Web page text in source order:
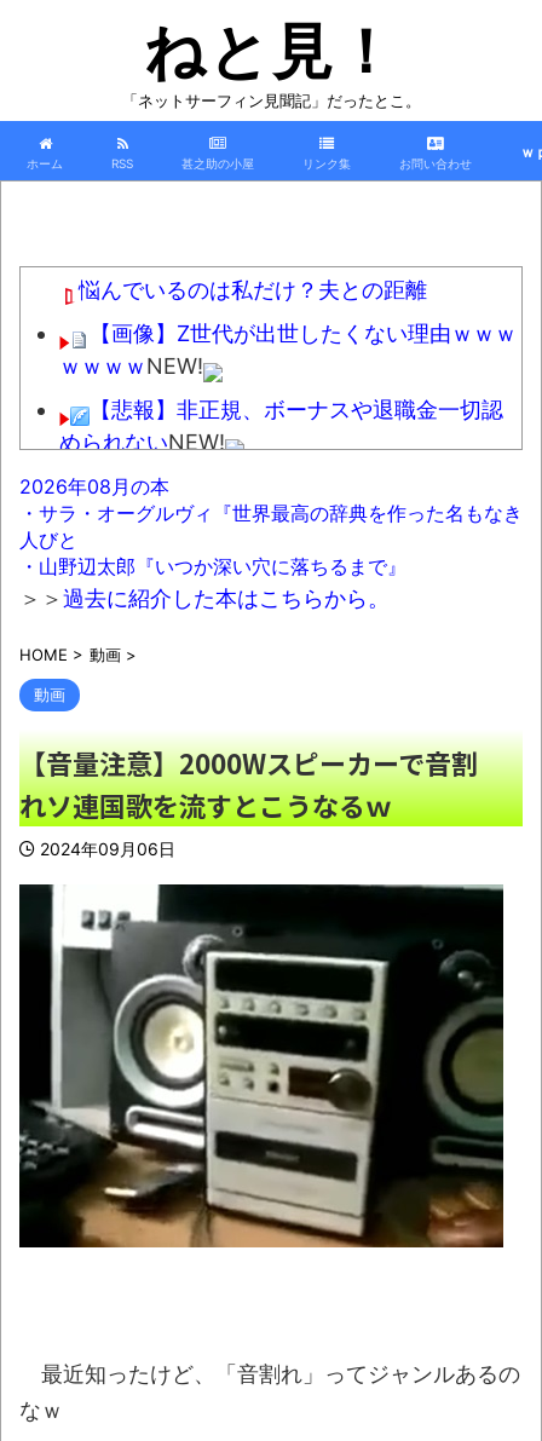
ねと見！
「ネットサーフィン見聞記」だったとこ。
ホーム RSS 甚之助の小屋 リンク集 お問い合わせ
ｗ
悩んでいるのは私だけ？夫との距離
【画像】Z世代が出世したくない理由ｗｗｗ
ｗｗｗｗNEW!
【悲報】非正規、ボーナスや退職金一切認
められないNEW!
軟体動物みたいに柔らかい手を持つ人、話
題にｗｗｗｗ「脳が理解を拒む」「ミギー」
NEW!
【悲報】週刊少年ジャンプ、史上初の100万
【悲報】日本のライオンさん、溶ける
京大病院、脳腫瘍摘出手術で誤って腫瘍の
無い部位を摘出 脳幹など損傷受け植物状態に
NEW!
彼氏が『この車』買おうとして私とケンカ
になってるんだけどｗｗｗｗｗｗNEW!
【悲報】ロシア、じわじわと逝き始める
NEW!
【画像】思わず保存したくなる「笑える画
像・最高な画像」貼っていけｗｗｗｗｗNEW!
【動画】ロシア軍のドローンをネット発射
装置で撃墜するウクライナ。NEW!
【動画】「昔のアイドルは個人情報がガバ
ガバだった」を誇張した昭和風AI動画が秀逸す
wwwwNEW!
2026年08月の本
・サラ・オーグルヴィ『世界最高の辞典を作った名もなき
人びと
・山野辺太郎『いつか深い穴に落ちるまで』
＞＞過去に紹介した本はこちらから。
HOME > 動画 >
動画
【音量注意】2000Wスピーカーで音割
れソ連国歌を流すとこうなるｗ
2024年09月06日
最近知ったけど、「音割れ」ってジャンルあるの
なｗ